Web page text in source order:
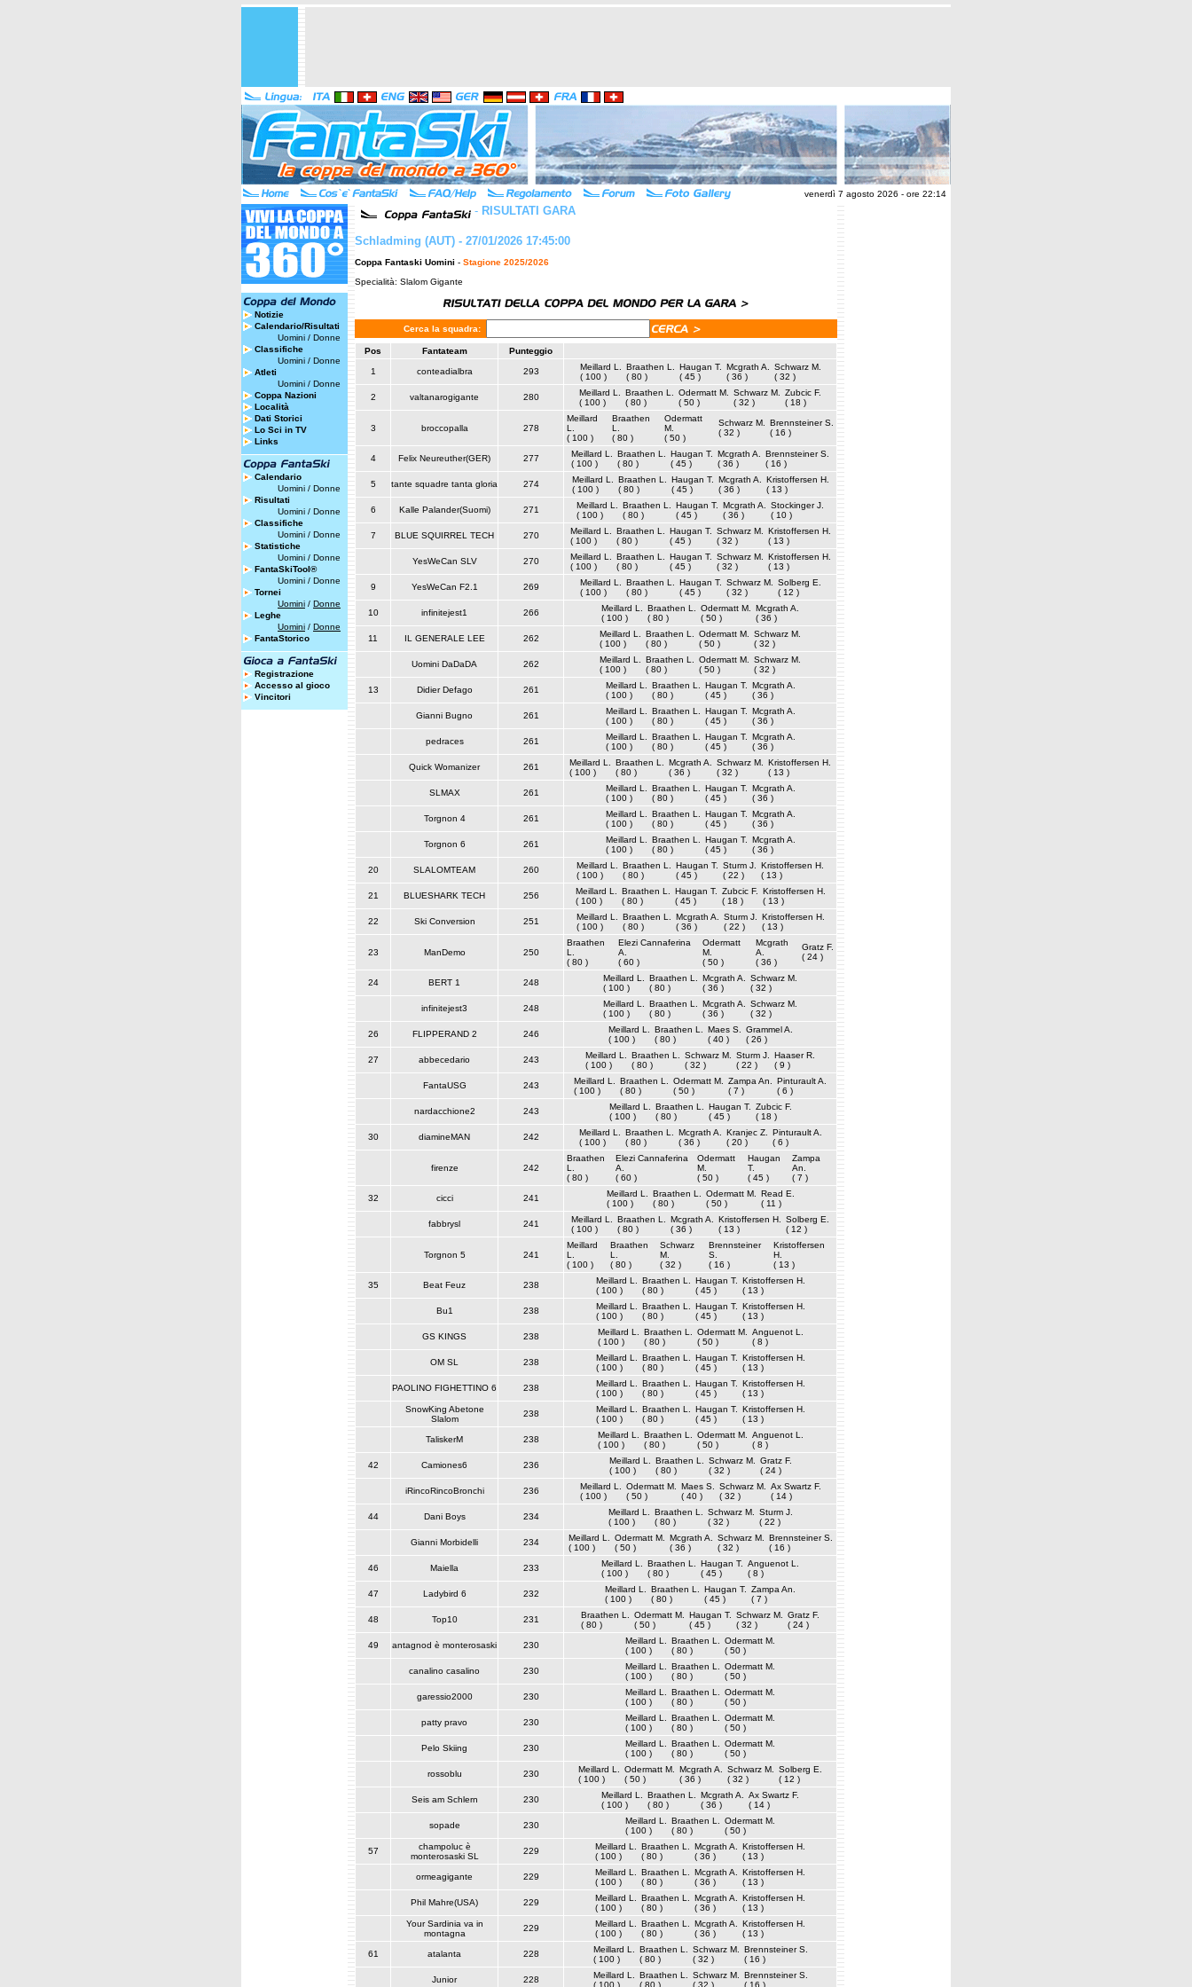
venerdì 7 agosto 2026 - ore 22:14
Notizie
Calendario/Risultati
Uomini / Donne
Classifiche
Uomini / Donne
Atleti
Uomini / Donne
Coppa Nazioni
Località
Dati Storici
Lo Sci in TV
Links
Calendario
Uomini / Donne
Risultati
Uomini / Donne
Classifiche
Uomini / Donne
Statistiche
Uomini / Donne
FantaSkiTool®
Uomini / Donne
Tornei
Uomini / Donne
Leghe
Uomini / Donne
FantaStorico
Registrazione
Accesso al gioco
Vincitori
- RISULTATI GARA
Schladming (AUT) - 27/01/2026 17:45:00
Coppa Fantaski Uomini - Stagione 2025/2026
Specialità: Slalom Gigante
Cerca la squadra:
Pos Fantateam Punteggio
1 conteadialbra 293
Meillard L.
( 100 )
Braathen L.
( 80 )
Haugan T.
( 45 )
Mcgrath A.
( 36 )
Schwarz M.
( 32 )
2 valtanarogigante 280
Meillard L.
( 100 )
Braathen L.
( 80 )
Odermatt M.
( 50 )
Schwarz M.
( 32 )
Zubcic F.
( 18 )
3 broccopalla 278
Meillard
L.
( 100 )
Braathen
L.
( 80 )
Odermatt
M.
( 50 )
Schwarz M.
( 32 )
Brennsteiner S.
( 16 )
4 Felix Neureuther(GER) 277
Meillard L.
( 100 )
Braathen L.
( 80 )
Haugan T.
( 45 )
Mcgrath A.
( 36 )
Brennsteiner S.
( 16 )
5 tante squadre tanta gloria 274
Meillard L.
( 100 )
Braathen L.
( 80 )
Haugan T.
( 45 )
Mcgrath A.
( 36 )
Kristoffersen H.
( 13 )
6 Kalle Palander(Suomi) 271
Meillard L.
( 100 )
Braathen L.
( 80 )
Haugan T.
( 45 )
Mcgrath A.
( 36 )
Stockinger J.
( 10 )
7 BLUE SQUIRREL TECH 270
Meillard L.
( 100 )
Braathen L.
( 80 )
Haugan T.
( 45 )
Schwarz M.
( 32 )
Kristoffersen H.
( 13 )
YesWeCan SLV 270
Meillard L.
( 100 )
Braathen L.
( 80 )
Haugan T.
( 45 )
Schwarz M.
( 32 )
Kristoffersen H.
( 13 )
9 YesWeCan F2.1 269
Meillard L.
( 100 )
Braathen L.
( 80 )
Haugan T.
( 45 )
Schwarz M.
( 32 )
Solberg E.
( 12 )
10 infinitejest1 266
Meillard L.
( 100 )
Braathen L.
( 80 )
Odermatt M.
( 50 )
Mcgrath A.
( 36 )
11 IL GENERALE LEE 262
Meillard L.
( 100 )
Braathen L.
( 80 )
Odermatt M.
( 50 )
Schwarz M.
( 32 )
Uomini DaDaDA 262
Meillard L.
( 100 )
Braathen L.
( 80 )
Odermatt M.
( 50 )
Schwarz M.
( 32 )
13 Didier Defago 261
Meillard L.
( 100 )
Braathen L.
( 80 )
Haugan T.
( 45 )
Mcgrath A.
( 36 )
Gianni Bugno 261
Meillard L.
( 100 )
Braathen L.
( 80 )
Haugan T.
( 45 )
Mcgrath A.
( 36 )
pedraces 261
Meillard L.
( 100 )
Braathen L.
( 80 )
Haugan T.
( 45 )
Mcgrath A.
( 36 )
Quick Womanizer 261
Meillard L.
( 100 )
Braathen L.
( 80 )
Mcgrath A.
( 36 )
Schwarz M.
( 32 )
Kristoffersen H.
( 13 )
SLMAX 261
Meillard L.
( 100 )
Braathen L.
( 80 )
Haugan T.
( 45 )
Mcgrath A.
( 36 )
Torgnon 4 261
Meillard L.
( 100 )
Braathen L.
( 80 )
Haugan T.
( 45 )
Mcgrath A.
( 36 )
Torgnon 6 261
Meillard L.
( 100 )
Braathen L.
( 80 )
Haugan T.
( 45 )
Mcgrath A.
( 36 )
20 SLALOMTEAM 260
Meillard L.
( 100 )
Braathen L.
( 80 )
Haugan T.
( 45 )
Sturm J.
( 22 )
Kristoffersen H.
( 13 )
21 BLUESHARK TECH 256
Meillard L.
( 100 )
Braathen L.
( 80 )
Haugan T.
( 45 )
Zubcic F.
( 18 )
Kristoffersen H.
( 13 )
22 Ski Conversion 251
Meillard L.
( 100 )
Braathen L.
( 80 )
Mcgrath A.
( 36 )
Sturm J.
( 22 )
Kristoffersen H.
( 13 )
23 ManDemo 250
Braathen
L.
( 80 )
Elezi Cannaferina
A.
( 60 )
Odermatt
M.
( 50 )
Mcgrath
A.
( 36 )
Gratz F.
( 24 )
24 BERT 1 248
Meillard L.
( 100 )
Braathen L.
( 80 )
Mcgrath A.
( 36 )
Schwarz M.
( 32 )
infinitejest3 248
Meillard L.
( 100 )
Braathen L.
( 80 )
Mcgrath A.
( 36 )
Schwarz M.
( 32 )
26 FLIPPERAND 2 246
Meillard L.
( 100 )
Braathen L.
( 80 )
Maes S.
( 40 )
Grammel A.
( 26 )
27 abbecedario 243
Meillard L.
( 100 )
Braathen L.
( 80 )
Schwarz M.
( 32 )
Sturm J.
( 22 )
Haaser R.
( 9 )
FantaUSG 243
Meillard L.
( 100 )
Braathen L.
( 80 )
Odermatt M.
( 50 )
Zampa An.
( 7 )
Pinturault A.
( 6 )
nardacchione2 243
Meillard L.
( 100 )
Braathen L.
( 80 )
Haugan T.
( 45 )
Zubcic F.
( 18 )
30 diamineMAN 242
Meillard L.
( 100 )
Braathen L.
( 80 )
Mcgrath A.
( 36 )
Kranjec Z.
( 20 )
Pinturault A.
( 6 )
firenze 242
Braathen
L.
( 80 )
Elezi Cannaferina
A.
( 60 )
Odermatt
M.
( 50 )
Haugan
T.
( 45 )
Zampa
An.
( 7 )
32 cicci 241
Meillard L.
( 100 )
Braathen L.
( 80 )
Odermatt M.
( 50 )
Read E.
( 11 )
fabbrysl 241
Meillard L.
( 100 )
Braathen L.
( 80 )
Mcgrath A.
( 36 )
Kristoffersen H.
( 13 )
Solberg E.
( 12 )
Torgnon 5 241
Meillard
L.
( 100 )
Braathen
L.
( 80 )
Schwarz
M.
( 32 )
Brennsteiner
S.
( 16 )
Kristoffersen
H.
( 13 )
35 Beat Feuz 238
Meillard L.
( 100 )
Braathen L.
( 80 )
Haugan T.
( 45 )
Kristoffersen H.
( 13 )
Bu1 238
Meillard L.
( 100 )
Braathen L.
( 80 )
Haugan T.
( 45 )
Kristoffersen H.
( 13 )
GS KINGS 238
Meillard L.
( 100 )
Braathen L.
( 80 )
Odermatt M.
( 50 )
Anguenot L.
( 8 )
OM SL 238
Meillard L.
( 100 )
Braathen L.
( 80 )
Haugan T.
( 45 )
Kristoffersen H.
( 13 )
PAOLINO FIGHETTINO 6 238
Meillard L.
( 100 )
Braathen L.
( 80 )
Haugan T.
( 45 )
Kristoffersen H.
( 13 )
SnowKing Abetone
Slalom
238
Meillard L.
( 100 )
Braathen L.
( 80 )
Haugan T.
( 45 )
Kristoffersen H.
( 13 )
TaliskerM 238
Meillard L.
( 100 )
Braathen L.
( 80 )
Odermatt M.
( 50 )
Anguenot L.
( 8 )
42 Camiones6 236
Meillard L.
( 100 )
Braathen L.
( 80 )
Schwarz M.
( 32 )
Gratz F.
( 24 )
iRincoRincoBronchi 236
Meillard L.
( 100 )
Odermatt M.
( 50 )
Maes S.
( 40 )
Schwarz M.
( 32 )
Ax Swartz F.
( 14 )
44 Dani Boys 234
Meillard L.
( 100 )
Braathen L.
( 80 )
Schwarz M.
( 32 )
Sturm J.
( 22 )
Gianni Morbidelli 234
Meillard L.
( 100 )
Odermatt M.
( 50 )
Mcgrath A.
( 36 )
Schwarz M.
( 32 )
Brennsteiner S.
( 16 )
46 Maiella 233
Meillard L.
( 100 )
Braathen L.
( 80 )
Haugan T.
( 45 )
Anguenot L.
( 8 )
47 Ladybird 6 232
Meillard L.
( 100 )
Braathen L.
( 80 )
Haugan T.
( 45 )
Zampa An.
( 7 )
48 Top10 231
Braathen L.
( 80 )
Odermatt M.
( 50 )
Haugan T.
( 45 )
Schwarz M.
( 32 )
Gratz F.
( 24 )
49 antagnod è monterosaski 230
Meillard L.
( 100 )
Braathen L.
( 80 )
Odermatt M.
( 50 )
canalino casalino 230
Meillard L.
( 100 )
Braathen L.
( 80 )
Odermatt M.
( 50 )
garessio2000 230
Meillard L.
( 100 )
Braathen L.
( 80 )
Odermatt M.
( 50 )
patty pravo 230
Meillard L.
( 100 )
Braathen L.
( 80 )
Odermatt M.
( 50 )
Pelo Skiing 230
Meillard L.
( 100 )
Braathen L.
( 80 )
Odermatt M.
( 50 )
rossoblu 230
Meillard L.
( 100 )
Odermatt M.
( 50 )
Mcgrath A.
( 36 )
Schwarz M.
( 32 )
Solberg E.
( 12 )
Seis am Schlern 230
Meillard L.
( 100 )
Braathen L.
( 80 )
Mcgrath A.
( 36 )
Ax Swartz F.
( 14 )
sopade 230
Meillard L.
( 100 )
Braathen L.
( 80 )
Odermatt M.
( 50 )
57
champoluc è
monterosaski SL
229
Meillard L.
( 100 )
Braathen L.
( 80 )
Mcgrath A.
( 36 )
Kristoffersen H.
( 13 )
ormeagigante 229
Meillard L.
( 100 )
Braathen L.
( 80 )
Mcgrath A.
( 36 )
Kristoffersen H.
( 13 )
Phil Mahre(USA) 229
Meillard L.
( 100 )
Braathen L.
( 80 )
Mcgrath A.
( 36 )
Kristoffersen H.
( 13 )
Your Sardinia va in
montagna
229
Meillard L.
( 100 )
Braathen L.
( 80 )
Mcgrath A.
( 36 )
Kristoffersen H.
( 13 )
61 atalanta 228
Meillard L.
( 100 )
Braathen L.
( 80 )
Schwarz M.
( 32 )
Brennsteiner S.
( 16 )
Junior 228
Meillard L.
( 100 )
Braathen L.
( 80 )
Schwarz M.
( 32 )
Brennsteiner S.
( 16 )